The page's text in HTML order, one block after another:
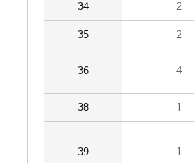
34 2
35 2
36 4
38 1
39 1